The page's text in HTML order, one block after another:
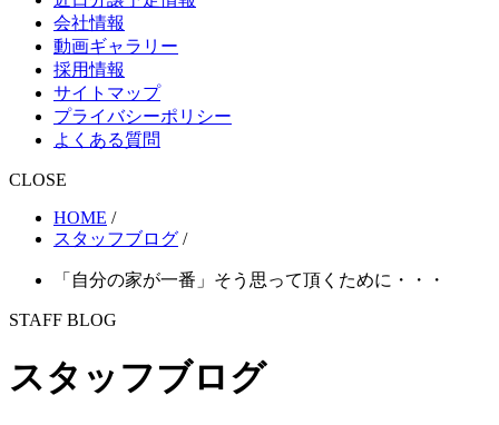
会社情報
動画ギャラリー
採用情報
サイトマップ
プライバシーポリシー
よくある質問
CLOSE
HOME /
スタッフブログ /
「自分の家が一番」そう思って頂くために・・・
STAFF BLOG
スタッフブログ